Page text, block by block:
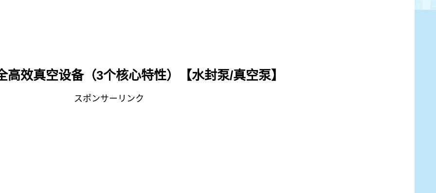
效真空设备（3个核心特性）【水封泵/真空泵】
スポンサーリンク